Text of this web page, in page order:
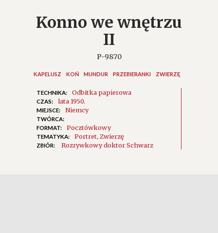
Konno we wnętrzu
II
P-9870
KAPELUSZ KOŃ MUNDUR PRZEBIERANKI ZWIERZĘ
TECHNIKA: Odbitka papierowa
CZAS: lata 1950.
MIEJSCE: Niemcy
TWÓRCA:
FORMAT:
Pocztówkowy
TEMATYKA: Portret Zwierzę
ZBIÓR: Rozrywkowy doktor Schwarz